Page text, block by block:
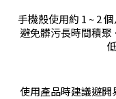
手機殼使用約 1 ~ 2
避免髒污長時間積
使用產品時建議避